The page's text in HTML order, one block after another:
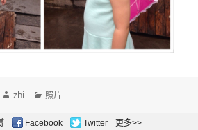
作
zhi
分
照片
Facebook Twitter 更多>>